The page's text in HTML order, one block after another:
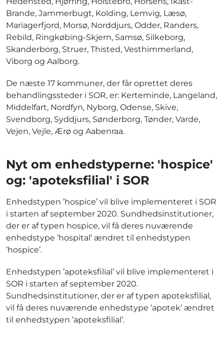
Brande, Jammerbugt, Kolding, Lemvig, Læsø,
Mariagerfjord, Morsø, Norddjurs, Odder, Randers,
Rebild, Ringkøbing-Skjern, Samsø, Silkeborg,
Skanderborg, Struer, Thisted, Vesthimmerland,
Viborg og Aalborg.
De næste 17 kommuner, der får oprettet deres
behandlingssteder i SOR, er: Kerteminde, Langeland,
Middelfart, Nordfyn, Nyborg, Odense, Skive,
Svendborg, Syddjurs, Sønderborg, Tønder, Varde,
Vejen, Vejle, Ærø og Aabenraa.
Nyt om enhedstyperne: 'hospice'
og: 'apoteksfilial' i SOR
Enhedstypen ’hospice’ vil blive implementeret i SOR
i starten af september 2020. Sundhedsinstitutioner,
der er af typen hospice, vil få deres nuværende
enhedstype ’hospital’ ændret til enhedstypen
’hospice’.
Enhedstypen ’apoteksfilial’ vil blive implementeret i
SOR i starten af september 2020.
Sundhedsinstitutioner, der er af typen apoteksfilial,
vil få deres nuværende enhedstype ’apotek’ ændret
til enhedstypen ’apoteksfilial’.